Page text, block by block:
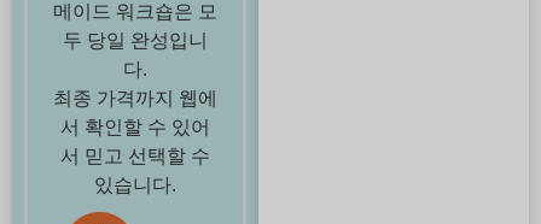
메이드 워크숍은 모
두 당일 완성입니
다.
최종 가격까지 웹에
서 확인할 수 있어
서 믿고 선택할 수
있습니다.